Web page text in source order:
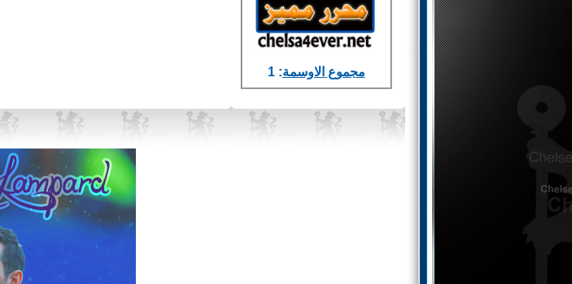
مجموع الاوسمة: 1